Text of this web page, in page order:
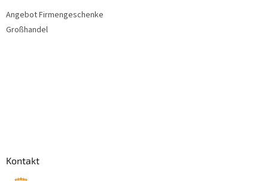
Angebot Firmengeschenke
Großhandel
Kontakt